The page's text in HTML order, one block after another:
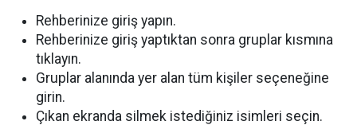
Rehberinize giriş yapın.
Rehberinize giriş yaptıktan sonra gruplar kısmına
tıklayın.
Gruplar alanında yer alan tüm kişiler seçeneğine
girin.
Çıkan ekranda silmek istediğiniz isimleri seçin.